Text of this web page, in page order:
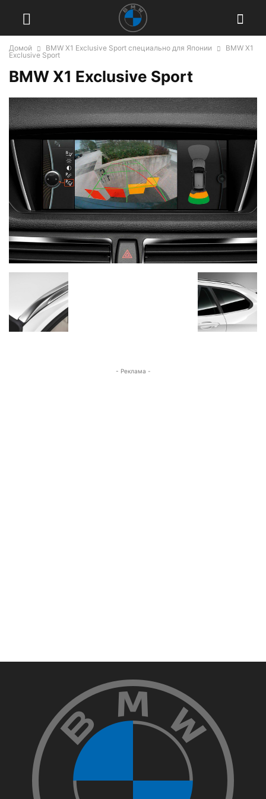
Домой BMW X1 Exclusive Sport специально для Японии
BMW X1
Exclusive Sport
BMW X1 Exclusive Sport
- Реклама -